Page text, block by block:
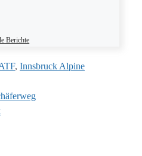
Berichte
, Innsbruck Alpine